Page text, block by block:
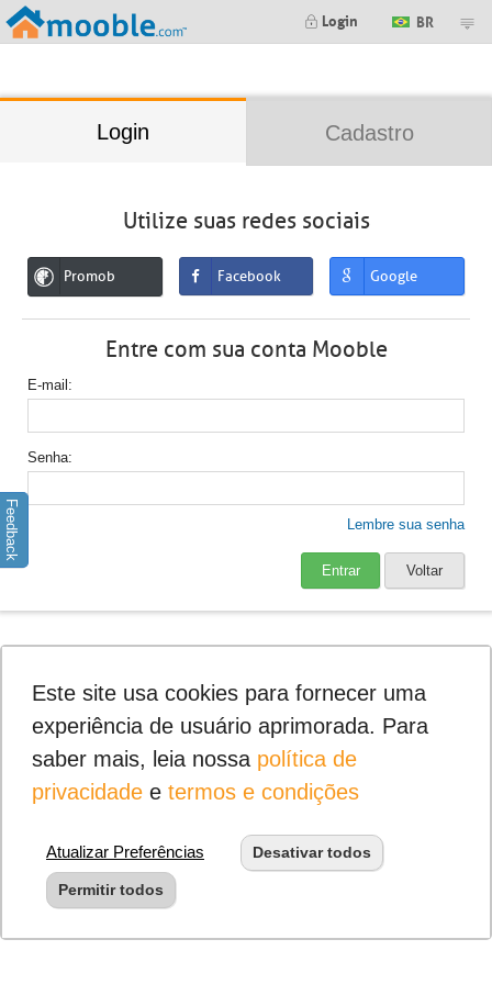
Login BR
Login Cadastro
Utilize suas redes sociais
Promob Facebook Google
Entre com sua conta Mooble
E-mail
Senha
Lembre sua senha
Entrar Voltar
Feedback
Este site usa cookies para fornecer uma
experiência de usuário aprimorada. Para
saber mais, leia nossa política de
privacidadee termos e condições
Atualizar Preferências Desativar todos
Permitir todos